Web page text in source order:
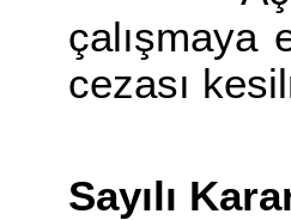
çalışmaya
cezası
Sayılı